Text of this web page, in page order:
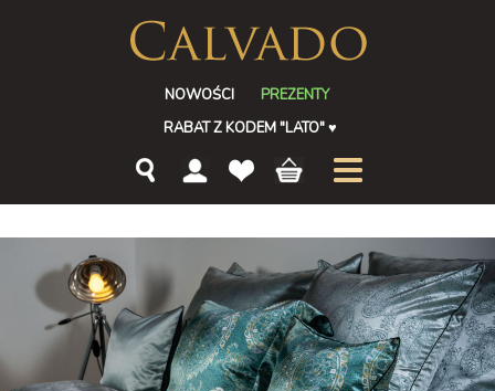
NOWOŚCI
PREZENTY
RABAT Z KODEM "LATO"♥